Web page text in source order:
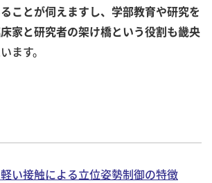
ことが伺えますし、学部教育や研究を
家と研究者の架け橋という役割も畿央
ます。
い接触による立位姿勢制御の特徴